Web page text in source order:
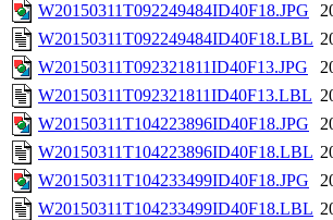
W20150311T092249484ID40F18.JPG
W20150311T092249484ID40F18.LBL
W20150311T092321811ID40F13.JPG
W20150311T092321811ID40F13.LBL
W20150311T104223896ID40F18.JPG
W20150311T104223896ID40F18.LBL
W20150311T104233499ID40F18.JPG
W20150311T104233499ID40F18.LBL